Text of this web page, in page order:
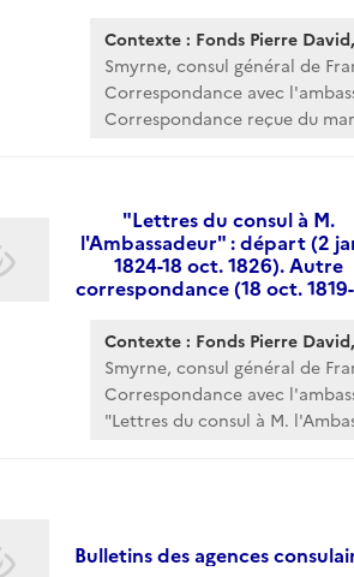
Contexte : Fonds Pierre
Smyrne, consul général de
Correspondance avec
Correspondance reçue du
"Lettres du consul à M.
l'Ambassadeur" : départ (2
1824-18 oct. 1826). Autre
correspondance (18 oct.
Contexte : Fonds Pierre
Smyrne, consul général de
Correspondance avec
"Lettres du consul à M.
Bulletins des agences